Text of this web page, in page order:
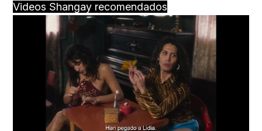
Videos Shangay recomendados